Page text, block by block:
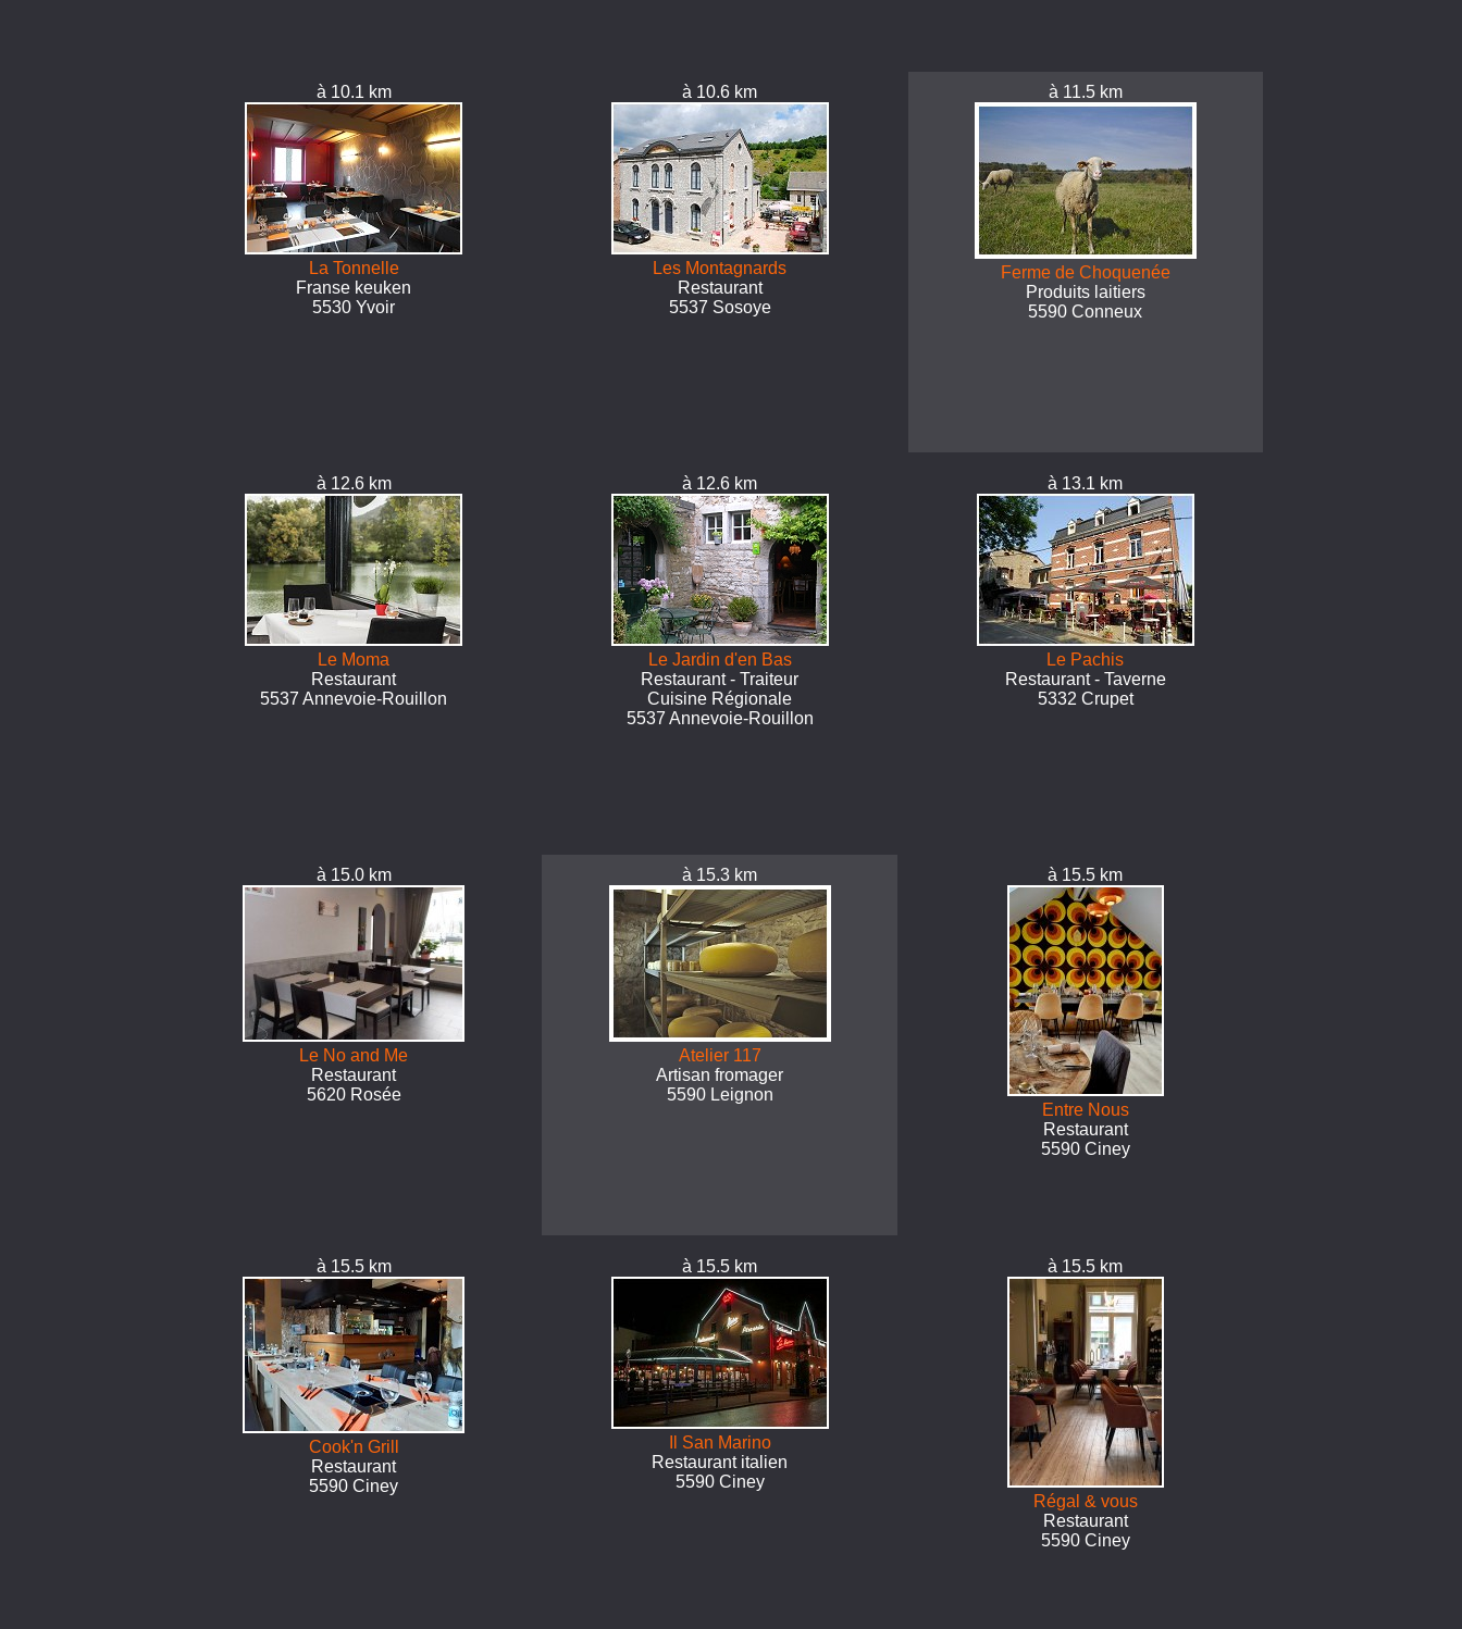
à 10.1 km
La Tonnelle
Franse keuken
5530 Yvoir
à 10.6 km
Les Montagnards
Restaurant
5537 Sosoye
à 11.5 km
Ferme de Choquenée
Produits laitiers
5590 Conneux
à 12.6 km
Le Moma
Restaurant
5537 Annevoie-Rouillon
à 12.6 km
Le Jardin d'en Bas
Restaurant - Traiteur
Cuisine Régionale
5537 Annevoie-Rouillon
à 13.1 km
Le Pachis
Restaurant - Taverne
5332 Crupet
à 15.0 km
Le No and Me
Restaurant
5620 Rosée
à 15.3 km
Atelier 117
Artisan fromager
5590 Leignon
à 15.5 km
Entre Nous
Restaurant
5590 Ciney
à 15.5 km
Cook'n Grill
Restaurant
5590 Ciney
à 15.5 km
Il San Marino
Restaurant italien
5590 Ciney
à 15.5 km
Régal & vous
Restaurant
5590 Ciney